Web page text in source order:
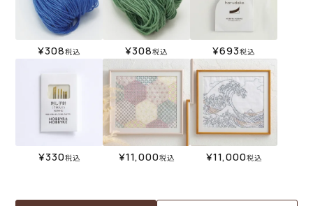
¥308税込 ¥308税込 ¥693税込
¥330税込 ¥11,000税込 ¥11,000税込